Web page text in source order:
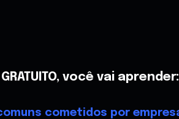
você vai aprender:
cometidos por